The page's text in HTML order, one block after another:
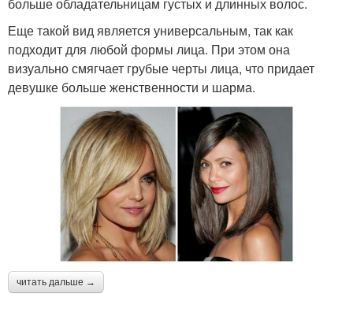
Еще такой вид является универсальным, так как
подходит для любой формы лица. При этом она
визуально смягчает грубые черты лица, что придает
девушке больше женственности и шарма.
читать дальше →